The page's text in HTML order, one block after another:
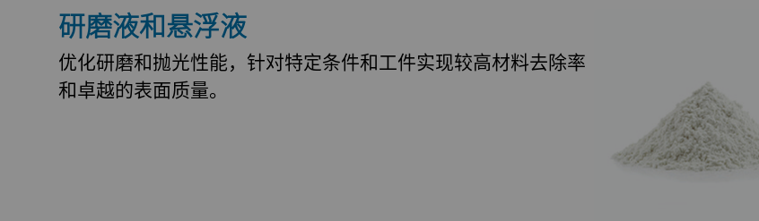
研磨液和悬浮液
优化研磨和抛光性能，针对特定条件和工件实现较高材料去除率
和卓越的表面质量。